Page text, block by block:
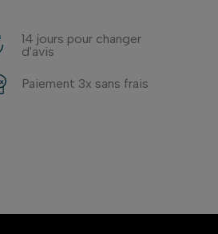
14 jours pour changer
d'avis
Paiement 3x sans frais